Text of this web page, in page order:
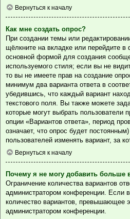
Вернуться к началу
Как мне создать опрос?
При создании темы или
щёлкните на вкладке или перейдите в
основной формой для создания
используемого стиля; если вы не
то вы не имеете прав на создание
минимум два варианта ответа в
убедившись, что каждый вариант
текстового поля. Вы также можете
которые могут выбрать пользователи
опции «Вариантов ответа», период
означает, что опрос будет
пользователей изменять вариант, за
Вернуться к началу
Почему я не могу добавить больше
Ограничение количества вариантов
администратором конференции. Если
количество вариантов, превышающее
администратором конференции.